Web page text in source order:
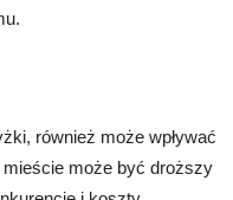
również może wpływać
może być droższy